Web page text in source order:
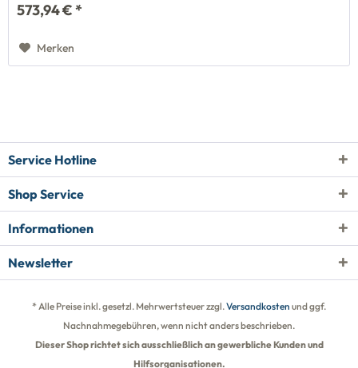
573,94 € *
Merken
Service Hotline
Shop Service
Informationen
Newsletter
* Alle Preise inkl. gesetzl. Mehrwertsteuer zzgl.Versandkosten und ggf.
Nachnahmegebühren, wenn nicht anders beschrieben.
Dieser Shop richtet sich ausschließlich an gewerbliche Kunden und
Hilfsorganisationen.